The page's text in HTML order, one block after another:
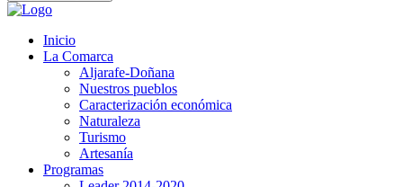
Inicio
La Comarca
Aljarafe-Doñana
Nuestros pueblos
Caracterización económica
Naturaleza
Turismo
Artesanía
Programas